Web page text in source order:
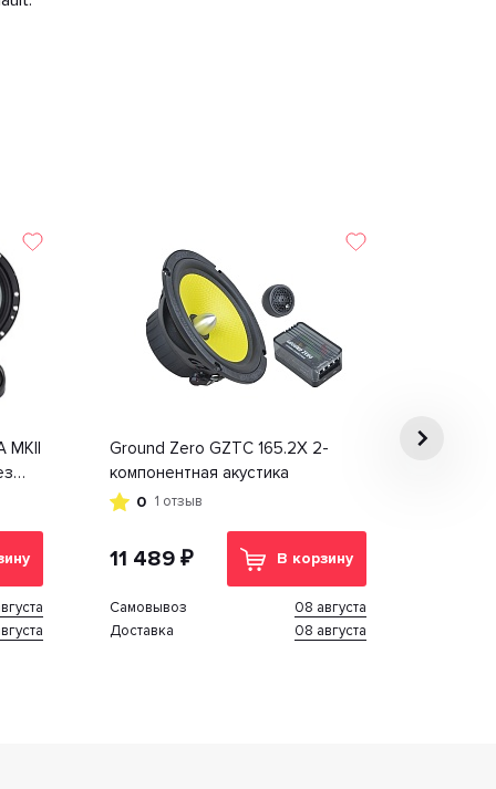
MKII
Ground Zero GZTC 165.2X 2-
компонентная акустика
0 1 отзыв
11 489 ₽ В корзину
Cамовывоз
08 августа
Доставка
08 августа